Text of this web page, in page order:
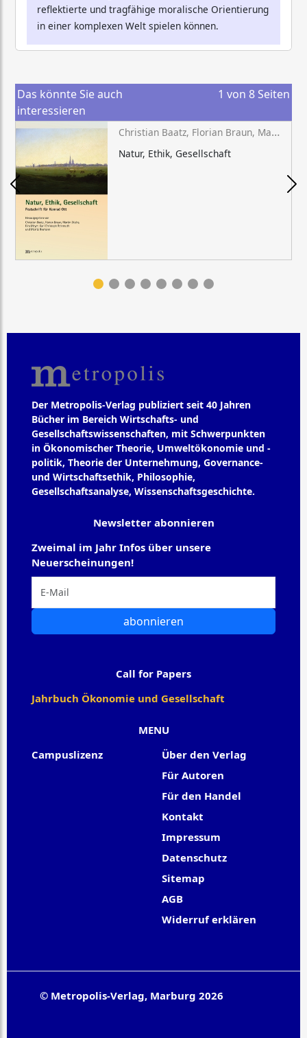
reflektierte und tragfähige moralische Orientierung
in einer komplexen Welt spielen können.
Das könnte Sie auch
interessieren
1 von 8 Seiten
Christian Baatz, Florian Braun, Martin Düchs, Kira Meyer, Karl Christoph Reinmuth, Moritz Riemann (Hg.)
Natur, Ethik, Gesellschaft
Der Metropolis-Verlag publiziert seit 40 Jahren
Bücher im Bereich Wirtschafts- und
Gesellschaftswissenschaften, mit Schwerpunkten
in Ökonomischer Theorie, Umweltökonomie und -
politik, Theorie der Unternehmung, Governance-
und Wirtschaftsethik, Philosophie,
Gesellschaftsanalyse, Wissenschaftsgeschichte.
MENU
Campuslizenz
Über den Verlag
Für Autoren
Für den Handel
Kontakt
Impressum
Datenschutz
Sitemap
AGB
Widerruf erklären
Newsletter abonnieren
Zweimal im Jahr Infos über unsere
Neuerscheinungen!
abonnieren
Call for Papers
Jahrbuch Ökonomie und Gesellschaft
© Metropolis-Verlag, Marburg 2026